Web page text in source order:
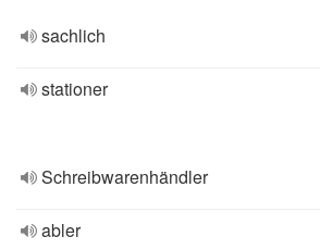
sachlich
stationer
Schreibwarenhändler
abler